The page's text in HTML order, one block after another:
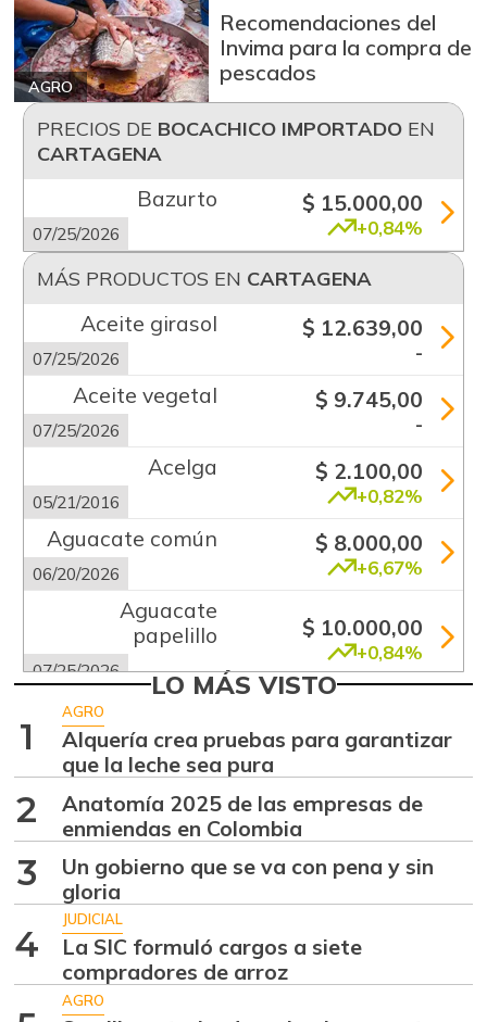
AGRO
Recomendaciones del
Invima para la compra de
pescados
PRECIOS DE BOCACHICO IMPORTADOEN
CARTAGENA
Bazurto
07/25/2026
$ 15.000,00
+0,84%
MÁS PRODUCTOS EN CARTAGENA
Aceite girasol
07/25/2026
$ 12.639,00
-
Aceite vegetal
07/25/2026
$ 9.745,00
-
Acelga
05/21/2016
$ 2.100,00
+0,82%
Aguacate común
06/20/2026
$ 8.000,00
+6,67%
Aguacate
papelillo
07/25/2026
$ 10.000,00
+0,84%
07/25/2026 -13,15%
Ajo
07/25/2026
$ 5.583,00
+2,76%
Ají dulce
01/17/2015
$ 3.801,00
+36,83%
Ají topito dulce
07/25/2026 -30,97%
Alas de pollo sin
LO MÁS VISTO
1
AGRO
Alquería crea pruebas para garantizar
que la leche sea pura
2
Anatomía 2025 de las empresas de
enmiendas en Colombia
3
Un gobierno que se va con pena y sin
gloria
4
JUDICIAL
La SIC formuló cargos a siete
compradores de arroz
AGRO